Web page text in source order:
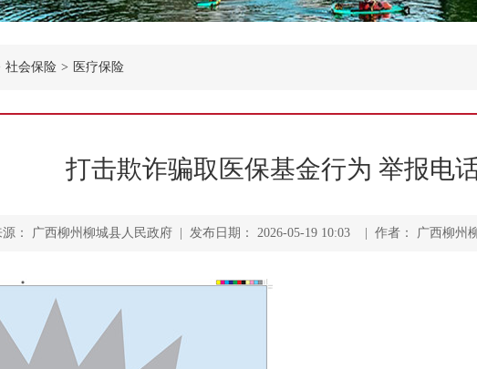
社会保险 > 医疗保险
打击欺诈骗取医保基金行为 举报电
源： 广西柳州柳城县人民政府 | 发布日期： 2026-05-19 10:03 | 作者： 广西柳州